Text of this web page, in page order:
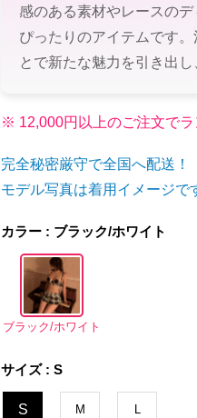
感のある素材やレースの
ぴったりのアイテムです
とで新たな魅力を引き出
※ 12,000円以上のご注文で
完全秘密厳守で全国へ配送！
モデル写真は着用イメージで
カラー : ブラック/ホワイト
ブラック/ホワイト
サイズ : S
S M L